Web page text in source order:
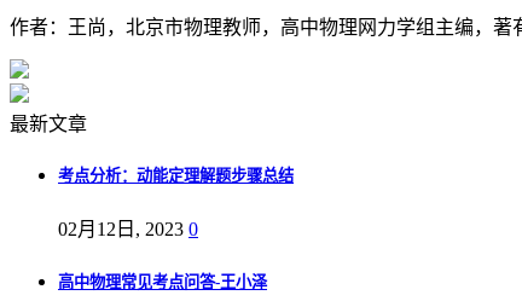
作者：王尚，北京市物理教师，高中物理网力学组主编，
最新文章
考点分析：动能定理解题步骤总结
02月12日, 2023 0
高中物理常见考点问答-王小泽